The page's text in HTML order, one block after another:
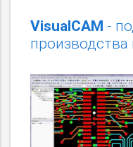
VisualCAM -